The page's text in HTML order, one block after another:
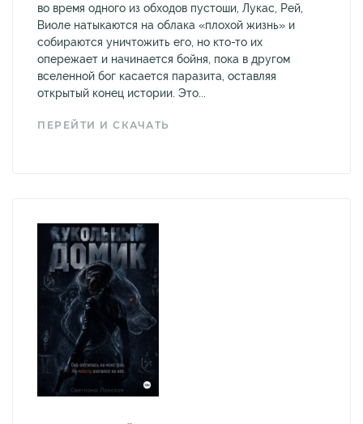
во время одного из обходов пустоши, Лукас, Рей,
Виоле натыкаются на облака «плохой жизнь» и
собираются уничтожить его, но кто-то их
опережает и начинается бойня, пока в другом
вселенной бог касается паразита, оставляя
открытый конец истории. Это...
ПЕРЕЙТИ И СКАЧАТЬ